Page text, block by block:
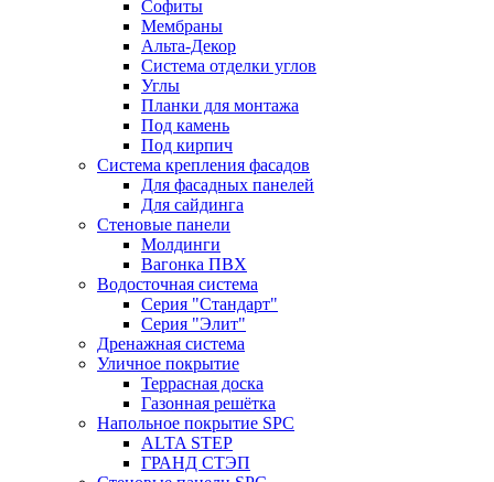
Софиты
Мембраны
Альта-Декор
Система отделки углов
Углы
Планки для монтажа
Под камень
Под кирпич
Система крепления фасадов
Для фасадных панелей
Для сайдинга
Стеновые панели
Молдинги
Вагонка ПВХ
Водосточная система
Серия "Стандарт"
Серия "Элит"
Дренажная система
Уличное покрытие
Террасная доска
Газонная решётка
Напольное покрытие SPC
ALTA STEP
ГРАНД СТЭП